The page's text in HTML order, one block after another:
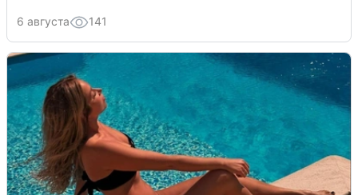
6 августа 141